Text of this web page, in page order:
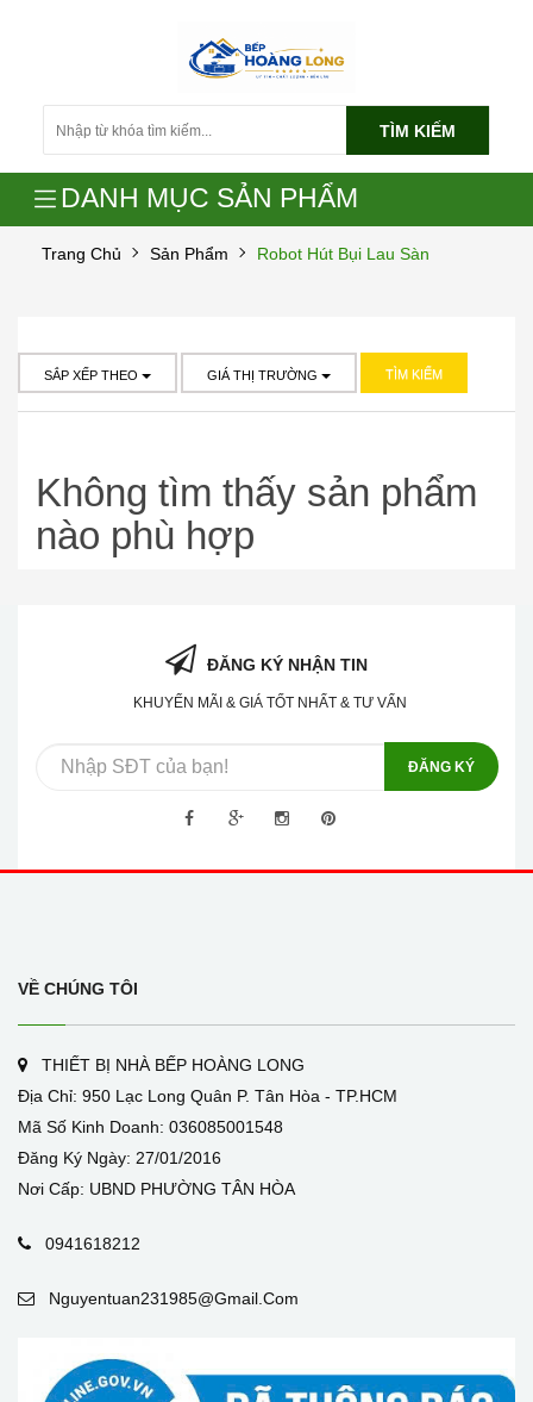
TÌM KIẾM
DANH MỤC SẢN PHẨM
Trang Chủ Sản Phẩm Robot Hút Bụi Lau Sàn
SẮP XẾP THEO GIÁ THỊ TRƯỜNG TÌM KIẾM
Không tìm thấy sản phẩm
nào phù hợp
ĐĂNG KÝ NHẬN TIN
KHUYẾN MÃI & GIÁ TỐT NHẤT & TƯ VẤN
ĐĂNG KÝ
VỀ CHÚNG TÔI
THIẾT BỊ NHÀ BẾP HOÀNG LONG
Địa Chỉ: 950 Lạc Long Quân P. Tân Hòa - TP.HCM
Mã Số Kinh Doanh: 036085001548
Đăng Ký Ngày: 27/01/2016
Nơi Cấp: UBND PHƯỜNG TÂN HÒA
0941618212
Nguyentuan231985@gmail.com